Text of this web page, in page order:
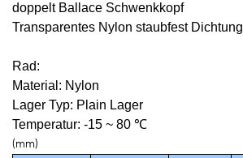
doppelt Ballace Schwenkkopf
Transparentes Nylon staubfest Dichtung
Rad:
Material: Nylon
Lager Typ: Plain Lager
Temperatur: -15 ~ 80 ℃
(mm)